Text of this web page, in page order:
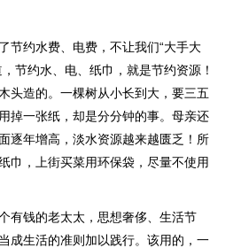
节约水费、电费，不让我们“大手大
节约水、电、纸巾，就是节约资源！
头造的。一棵树从小长到大，要三五
掉一张纸，却是分分钟的事。母亲还
逐年增高，淡水资源越来越匮乏！所
巾，上街买菜用环保袋，尽量不使用
有钱的老太太，思想奢侈、生活节
成生活的准则加以践行。该用的，一